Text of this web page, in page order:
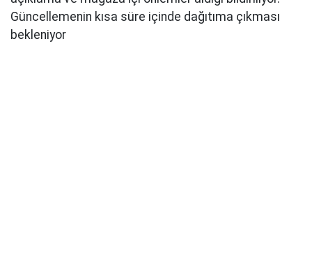
Güncellemenin kısa süre içinde dağıtıma çıkması
bekleniyor